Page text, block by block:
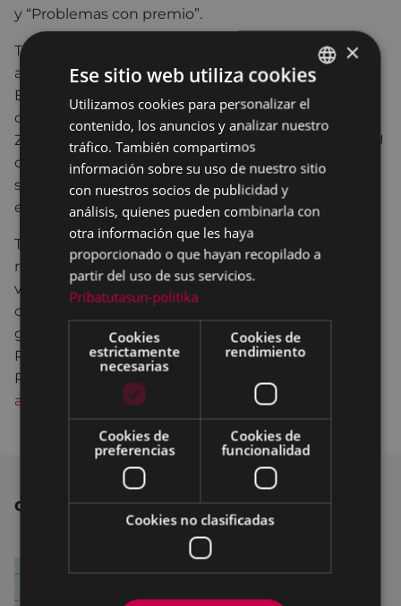
y “Problemas con premio”.
Tras el gran éxito cosechado durante los años
anteriores en otras ciudades, Zientzia Club llega a
Eibar. Humor, música y, por supuesto, mucha
ciencia, son los tres componentes de la fórmula
Zientzia Club, en la que especialistas de la UPV/EHU
ofrecerán breves charlas sobre temas científicos. La
sesión será: el jueves, 8 de noviembre a las 19:00. La
entrada será libre, hasta completar aforo.
Todas las actividades son gratuitas y solamente es
necesario apuntarse para los talleres, excursiones y
visitas guiadas, y aunque la mayoría ya están
completas, todavía quedan plazas. La inscripción es
gratuita a través de la web
www.zientzia-astea.eus
Para más información, se podrá acudir a Pegora,
Portalea o a la propia página web
www.zientzia-
astea.org/es/zientzia-astea-eibar/
OTRAS NOTICIAS
BASQUE
SPANISH
×
Ese sitio web utiliza cookies
Utilizamos cookies para personalizar el
contenido, los anuncios y analizar nuestro
tráfico. También compartimos
información sobre su uso de nuestro sitio
con nuestros socios de publicidad y
análisis, quienes pueden combinarla con
otra información que les haya
proporcionado o que hayan recopilado a
partir del uso de sus servicios.
Pribatutasun-politika
Cookies
estrictamente
necesarias
Cookies de
rendimiento
Cookies de
preferencias
Cookies de
funcionalidad
Cookies no clasificadas